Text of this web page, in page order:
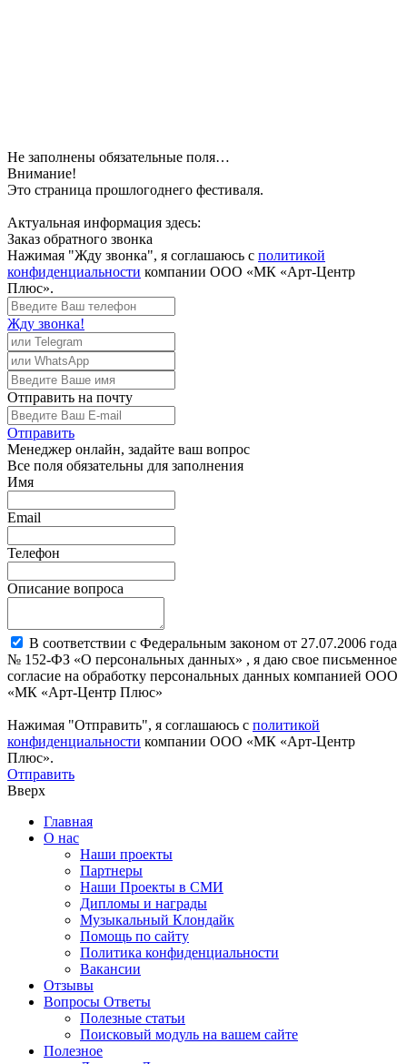
Не заполнены обязательные поля…
Внимание!
Это страница прошлогоднего фестиваля.
Актуальная информация здесь:
Заказ обратного звонка
Нажимая "Жду звонка", я соглашаюсь с политикой
конфиденциальности компании ООО «МК «Арт-Центр
Плюс».
Жду звонка!
Отправить на почту
Отправить
Менеджер онлайн, задайте ваш вопрос
Все поля обязательны для заполнения
Имя
Email
Телефон
Описание вопроса
В соответствии с Федеральным законом от 27.07.2006 года
№ 152-ФЗ «О персональных данных» , я даю свое письменное
согласие на обработку персональных данных компанией ООО
«МК «Арт-Центр Плюс»
Нажимая "Отправить", я соглашаюсь с политикой
конфиденциальности компании ООО «МК «Арт-Центр
Плюс».
Отправить
Вверх
Главная
О нас
Наши проекты
Партнеры
Наши Проекты в СМИ
Дипломы и награды
Музыкальный Клондайк
Помощь по сайту
Политика конфиденциальности
Вакансии
Отзывы
Вопросы Ответы
Полезные статьи
Поисковый модуль на вашем сайте
Полезное